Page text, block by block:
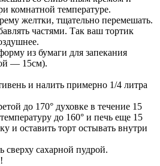
комнатной температуре.
желтки, тщательно перемешать.
частями. Так ваш тортик
из бумаги для запекания
— 15см).
и налить примерно 1/4 литра
до 170° духовке в течение 15
до 160° и печь еще 15
и оставить торт остывать внутри
сверху сахарной пудрой.